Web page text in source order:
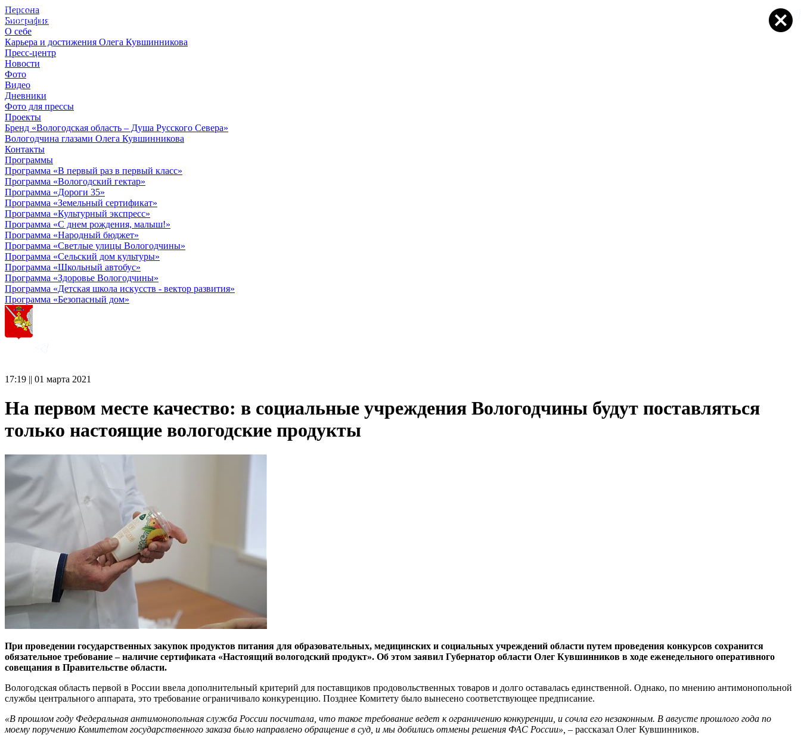
Персона
Биография
О себе
Карьера и достижения Олега Кувшинникова
Пресс-центр
Новости
Фото
Видео
Дневники
Фото для прессы
Проекты
Бренд «Вологодская область – Душа Русского Севера»
Вологодчина глазами Олега Кувшинникова
Контакты
Программы
Программа «В первый раз в первый класс»
Программа «Вологодский гектар»
Программа «Дороги 35»
Программа «Земельный сертификат»
Программа «Культурный экспресс»
Программа «С днем рождения, малыш!»
Программа «Народный бюджет»
Программа «Светлые улицы Вологодчины»
Программа «Сельский дом культуры»
Программа «Школьный автобус»
Программа «Здоровье Вологодчины»
Программа «Детская школа искусств - вектор развития»
Программа «Безопасный дом»
17:19 || 01 марта 2021
На первом месте качество: в социальные учреждения Вологодчины будут поставляться
только настоящие вологодские продукты
При проведении государственных закупок продуктов питания для образовательных, медицинских и социальных учреждений области путем проведения конкурсов сохранится
обязательное требование – наличие сертификата «Настоящий вологодский продукт». Об этом заявил Губернатор области Олег Кувшинников в ходе еженедельного оперативного
совещания в Правительстве области.
Вологодская область первой в России ввела дополнительный критерий для поставщиков продовольственных товаров и долго оставалась единственной. Однако, по мнению антимонопольной
службы центрального аппарата, это требование ограничивало конкуренцию. Позднее Комитету было вынесено соответствующее предписание.
«В прошлом году Федеральная антимонопольная служба России посчитала, что такое требование ведет к ограничению конкуренции, и сочла его незаконным. В августе прошлого года по
моему поручению Комитетом государственного заказа было направлено обращение в суд, и мы добились отмены решения ФАС России», – рассказал Олег Кувшинников.
© 2012 - 2023,
КУВШИННИКОВ О.А.